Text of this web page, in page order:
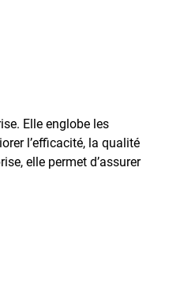
Elle englobe les
l’efficacité, la qualité
elle permet d’assurer